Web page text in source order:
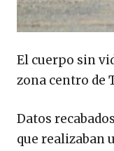
El cuerpo sin
zona centro de
Datos
que realizaban